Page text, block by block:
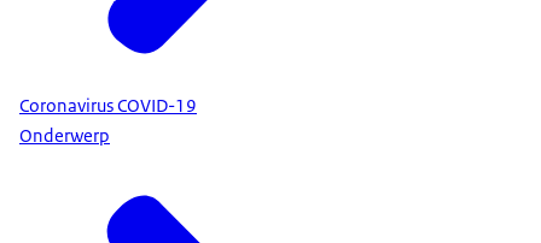
Coronavirus COVID-19
Onderwerp